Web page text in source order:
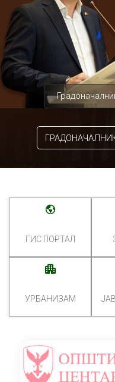
ГИС ПОРТАЛ
УРБАНИЗАМ